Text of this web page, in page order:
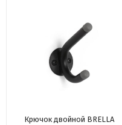
Крючок двойной BRELLA